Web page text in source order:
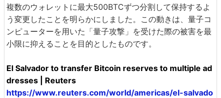
複数のウォレットに最大500BTCずつ分割して保持するよ
う変更したことを明らかにしました。この動きは、量子コ
ンピューターを用いた「量子攻撃」を受けた際の被害を最
小限に抑えることを目的としたものです。
El Salvador to transfer Bitcoin reserves to multiple ad
dresses | Reuters
https://www.reuters.com/world/americas/el-salvado